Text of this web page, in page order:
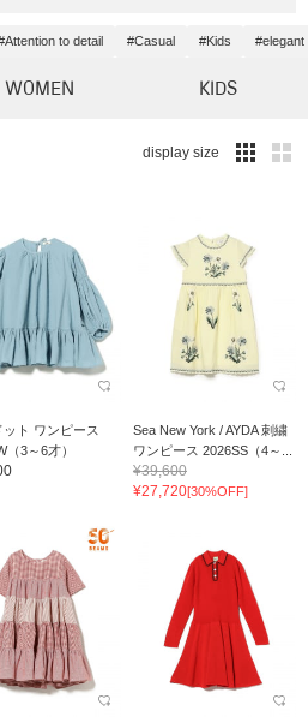
to detail #Casual #Kids #elegant
WOMEN KIDS
display size
ト ワンピース
（3～6才）
Sea New York / AYDA 刺繍
ワンピース 2026SS（4～...
¥39,600
¥27,720[30%OFF]